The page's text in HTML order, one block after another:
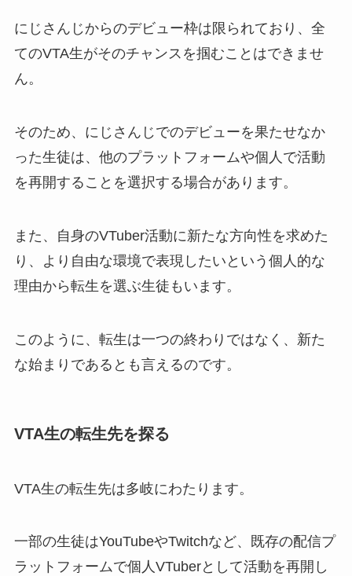
にじさんじからのデビュー枠は限られており、全
てのVTA生がそのチャンスを掴むことはできませ
ん。
そのため、にじさんじでのデビューを果たせなか
った生徒は、他のプラットフォームや個人で活動
を再開することを選択する場合があります。
また、自身のVTuber活動に新たな方向性を求めた
り、より自由な環境で表現したいという個人的な
理由から転生を選ぶ生徒もいます。
このように、転生は一つの終わりではなく、新た
な始まりであるとも言えるのです。
VTA生の転生先を探る
VTA生の転生先は多岐にわたります。
一部の生徒はYouTubeやTwitchなど、既存の配信プ
ラットフォームで個人VTuberとして活動を再開し